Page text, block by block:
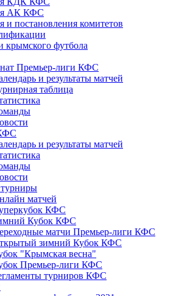
АК КФС
и постановления комитетов
крымского футбола
Премьер-лиги КФС
и результаты матчей
таблица
и результаты матчей
матчей
КФС
Кубок КФС
матчи Премьер-лиги КФС
зимний Кубок КФС
"Крымская весна"
Премьер-лиги КФС
турниров КФС